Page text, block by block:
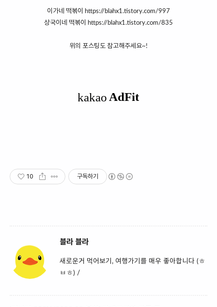
이가네 떡볶이
https://blahx1.tistory.com/997
상국이네 떡볶이
https://blahx1.tistory.com/835
위의 포스팅도 참고해주세요~!
10 구독하기
블라 블라
새로운거 먹어보기, 여행가기를 매우 좋아합니다 (ㅎ
ㅂㅎ) /